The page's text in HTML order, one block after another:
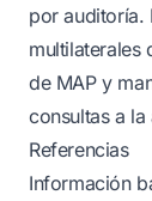
por auditoría.
multilaterales
de MAP y
consultas a
Referencias
Información